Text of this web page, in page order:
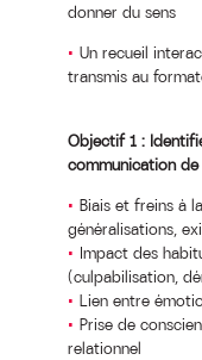
donner du sens
Un recueil
transmis au
Objectif 1 :
communication
Biais et freins à
généralisations,
Impact des
(culpabilisation,
Lien entre
Prise de
relationnel